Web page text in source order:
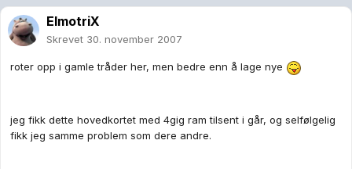
ElmotriX
Skrevet 30. november 2007
roter opp i gamle tråder her, men bedre enn å lage nye
jeg fikk dette hovedkortet med 4gig ram tilsent i går, og selfølgelig
fikk jeg samme problem som dere andre.